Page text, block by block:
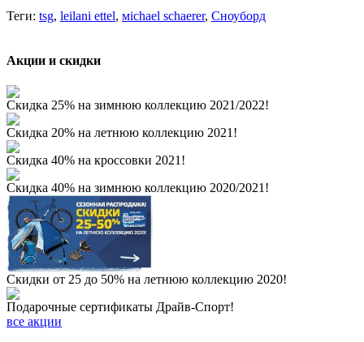
Теги: tsg, leilani ettel, мichael schaerer, Сноуборд
Акции и скидки
Скидка 25% на зимнюю коллекцию 2021/2022!
Скидка 20% на летнюю коллекцию 2021!
Скидка 40% на кроссовки 2021!
Скидка 40% на зимнюю коллекцию 2020/2021!
Скидки от 25 до 50% на летнюю коллекцию 2020!
Подарочные сертификаты Драйв-Спорт!
все акции